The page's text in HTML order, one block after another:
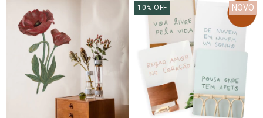
10% OFF NOVO